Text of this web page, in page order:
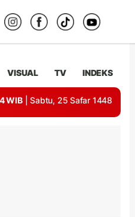
VISUAL TV INDEKS
WIB | Sabtu, 25 Safar 1448